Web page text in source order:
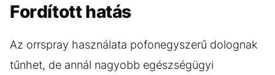
Fordított hatás
Az orrspray használata pofonegyszerű dolognak
tűnhet, de annál nagyobb egészségügyi